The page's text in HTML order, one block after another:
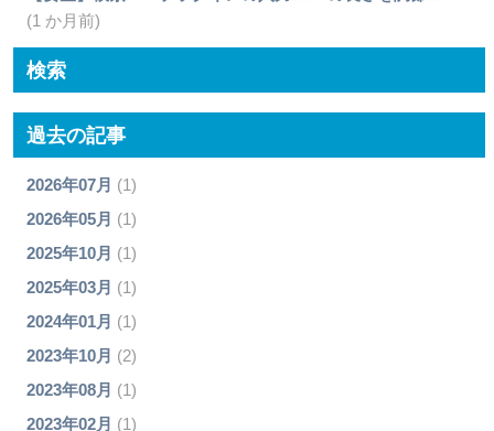
(1 か月前)
検索
過去の記事
2026年07月 (1)
2026年05月 (1)
2025年10月 (1)
2025年03月 (1)
2024年01月 (1)
2023年10月 (2)
2023年08月 (1)
2023年02月 (1)